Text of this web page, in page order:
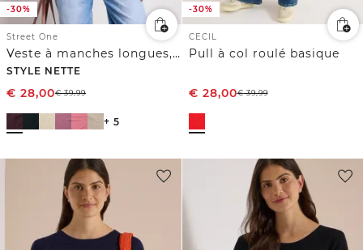
-30%
Street One
Veste à manches longues, coupe ouverte
STYLE NETTE
€ 28,00€39,99
+ 5
-30%
CECIL
Pull à col roulé basique
€ 28,00€39,99